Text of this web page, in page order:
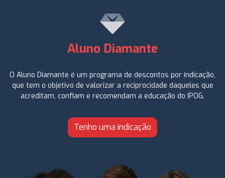
Aluno Diamante
O Aluno Diamante é um programa de descontos por indicação,
que tem o objetivo de valorizar a reciprocidade daqueles que
acreditam, confiam e recomendam a educação do IPOG.
Tenho uma indicação